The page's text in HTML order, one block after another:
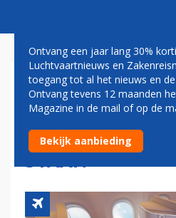
BOEING
DE MAX SUITES
SCHUIFDEUREN
STAAN
Ontvang een jaar lang 30%
Luchtvaartnieuws en
toegang tot al het nieuws en
Ontvang tevens 12 maanden
Magazine in de mail of op de
Bekijk aanbieding